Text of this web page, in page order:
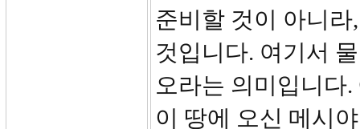
준비할 것이 아니
것입니다. 여기서
오라는 의미입니다
이 땅에 오신 메시